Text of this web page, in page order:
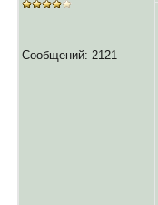
Сообщений: 2121